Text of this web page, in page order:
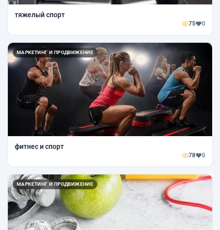
тяжелый спорт
75 0
МАРКЕТИНГ И ПРОДВИЖЕНИЕ
фитнес и спорт
78 0
МАРКЕТИНГ И ПРОДВИЖЕНИЕ